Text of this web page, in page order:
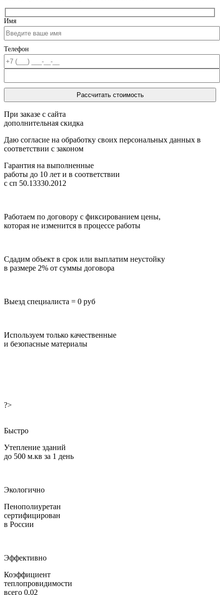
Имя
Телефон
При заказе с сайта
дополнительная скидка
Даю согласие на обработку своих персональных данных в
соответствии с законом
Гарантия на выполненные
работы до 10 лет и в соответствии
с сп 50.13330.2012
Работаем по договору с фиксированием цены,
которая не изменится в процессе работы
Сдадим объект в срок или выплатим неустойку
в размере 2% от суммы договора
Выезд специалиста = 0 руб
Используем только качественные
и безопасные материалы
?>
Быстро
Утепление зданий
до 500 м.кв за 1 день
Экологично
Пенополиуретан
сертифицирован
в России
Эффективно
Коэффициент
теплопровидимости
всего 0,02